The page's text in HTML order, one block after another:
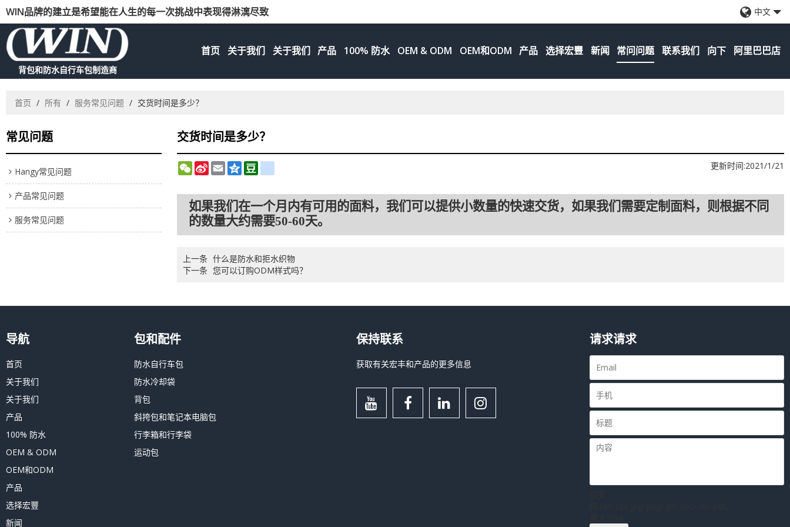
WIN品牌的建立是希望能在人生的每一次挑战中表现得淋漓尽致 中文
背包和防水自行车包制造商
首页 关于我们 关于我们 产品 100% 防水 OEM & ODM OEM和ODM 产品 选择宏豐 新闻 常问问题 联系我们 向下 阿里巴巴店
首页 / 所有 / 服务常见问题 / 交货时间是多少？
常见问题
Hangy常见问题
产品常见问题
服务常见问题
交货时间是多少？
WeChat
Sina
Weibo
EmailQzoneDouban 更新时间:2021/1/21
如果我们在一个月内有可用的面料，我们可以提供小数量的快速交货，如果我们需要定制面料，则根据不同
的数量大约需要50-60天。
上一条 什么是防水和拒水织物
下一条 您可以订购ODM样式吗？
导航
首页
关于我们
关于我们
产品
100% 防水
OEM & ODM
OEM和ODM
产品
选择宏豐
新闻
包和配件
防水自行车包
防水冷却袋
背包
斜挎包和笔记本电脑包
行李箱和行李袋
运动包
保持联系
获取有关宏丰和产品的更多信息
请求请求